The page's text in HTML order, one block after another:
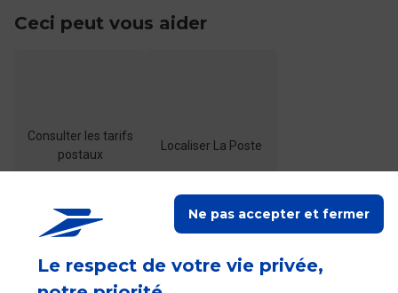
Le respect de votre vie privée,
Ne pas accepter et fermer
Ceci peut vous aider
Consulter les tarifs
postaux
Localiser La Poste